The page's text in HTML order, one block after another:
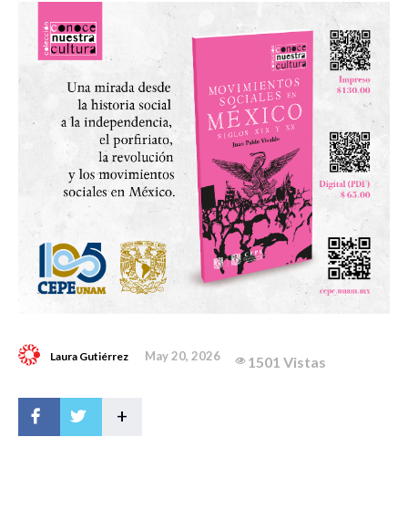
Laura Gutiérrez May 20, 2026 1501 Vistas
+